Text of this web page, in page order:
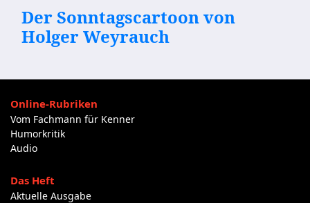
Der Sonntagscartoon von
Holger Weyrauch
Online-Rubriken
Vom Fachmann für Kenner
Humorkritik
Audio
Das Heft
Aktuelle Ausgabe